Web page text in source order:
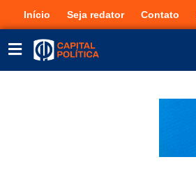
Início Seja redator Contato